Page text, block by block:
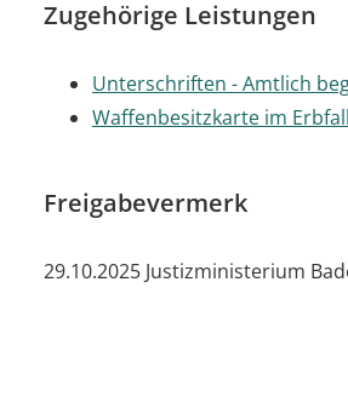
Zugehörige Leistungen
Unterschriften - Amtlich
Waffenbesitzkarte im
Freigabevermerk
29.10.2025 Justizministerium